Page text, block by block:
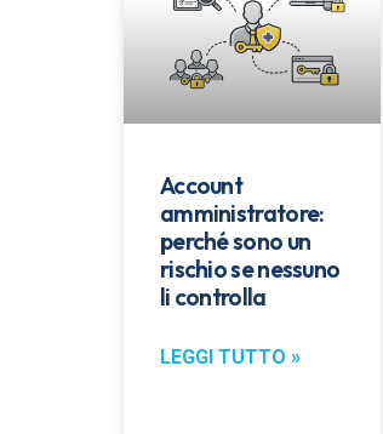
Account
amministratore:
perché sono un
rischio se nessuno
li controlla
LEGGI TUTTO »